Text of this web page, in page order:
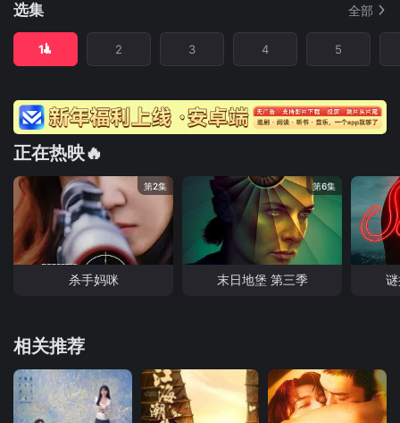
选集 全部
1 2 3 4 5
正在热映🔥
第2集
杀手妈咪
第6集
末日地堡 第三季
相关推荐